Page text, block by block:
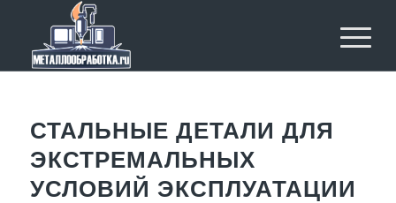
СТАЛЬНЫЕ ДЕТАЛИ ДЛЯ
ЭКСТРЕМАЛЬНЫХ
УСЛОВИЙ ЭКСПЛУАТАЦИИ